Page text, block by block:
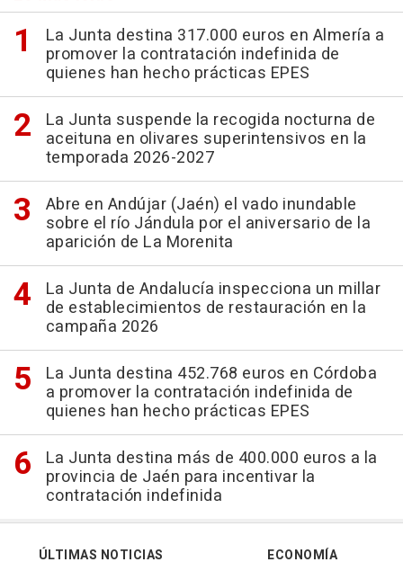
La Junta destina 317.000 euros en Almería a
promover la contratación indefinida de
quienes han hecho prácticas EPES
La Junta suspende la recogida nocturna de
aceituna en olivares superintensivos en la
temporada 2026-2027
Abre en Andújar (Jaén) el vado inundable
sobre el río Jándula por el aniversario de la
aparición de La Morenita
La Junta de Andalucía inspecciona un millar
de establecimientos de restauración en la
campaña 2026
La Junta destina 452.768 euros en Córdoba
a promover la contratación indefinida de
quienes han hecho prácticas EPES
La Junta destina más de 400.000 euros a la
provincia de Jaén para incentivar la
contratación indefinida
ÚLTIMAS NOTICIAS
ECONOMÍA